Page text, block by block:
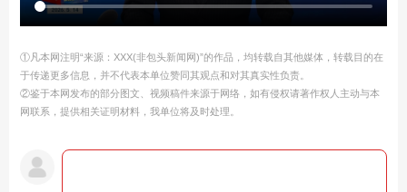
①凡本网注明“来源：XXX(非包头新闻网)”的作品，均转载自其他媒体，转载目的在
于传递更多信息，并不代表本单位赞同其观点和对其真实性负责。
②鉴于本网发布的部分图文、视频稿件来源于网络，如有侵权请著作权人主动与本
网联系，提供相关证明材料，我单位将及时处理。